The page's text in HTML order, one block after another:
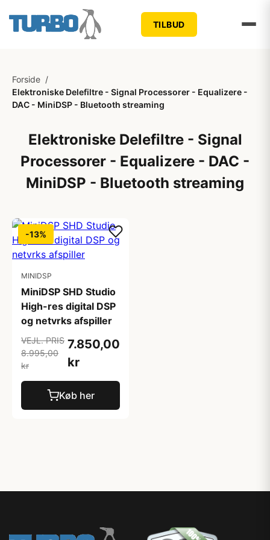
TILBUD
Forside /
Elektroniske Delefiltre - Signal Processorer - Equalizere -
DAC - MiniDSP - Bluetooth streaming
Elektroniske Delefiltre - Signal
Processorer - Equalizere - DAC -
MiniDSP - Bluetooth streaming
-13%
MINIDSP
MiniDSP SHD Studio
High-res digital DSP
og netvrks afspiller
VEJL. PRIS
8.995,00
kr
7.850,00
kr
Køb her